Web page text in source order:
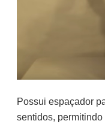
Possui espaçador
sentidos,